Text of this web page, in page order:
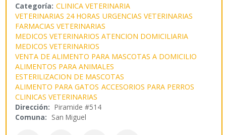
Categoría: CLINICA VETERINARIA
VETERINARIAS 24 HORAS URGENCIAS VETERINARIAS
FARMACIAS VETERINARIAS
MEDICOS VETERINARIOS ATENCION DOMICILIARIA
MEDICOS VETERINARIOS
VENTA DE ALIMENTO PARA MASCOTAS A DOMICILIO
ALIMENTOS PARA ANIMALES
ESTERILIZACION DE MASCOTAS
ALIMENTO PARA GATOS ACCESORIOS PARA PERROS
CLINICAS VETERINARIAS
Dirección: Piramide #514
Comuna: San Miguel